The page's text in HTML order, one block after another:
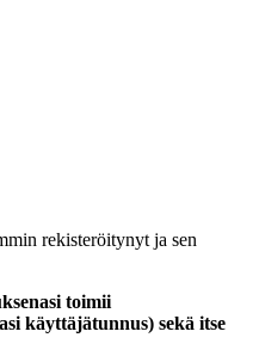
rekisteröitynyt ja sen
toimii
käyttäjätunnus) sekä itse